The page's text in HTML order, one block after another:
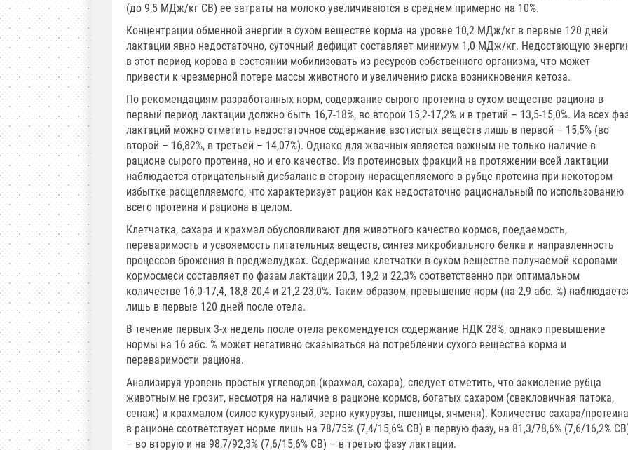
(до 9,5 МДж/кг СВ) ее затраты на молоко увеличиваются в среднем примерно на 10%.
Концентрации обменной энергии в сухом веществе корма на уровне 10,2 МДж/кг в первые 120 дней
лактации явно недостаточно, суточный дефицит составляет минимум 1,0 МДж/кг. Недостающую
в этот период корова в состоянии мобилизовать из ресурсов собственного организма, что может
привести к чрезмерной потере массы животного и увеличению риска возникновения кетоза.
По рекомендациям разработанных норм, содержание сырого протеина в сухом веществе рациона в
первый период лактации должно быть 16,7-18%, во второй 15,2-17,2% и в третий – 13,5-15,0%. Из всех
лактаций можно отметить недостаточное содержание азотистых веществ лишь в первой – 15,5% (во
второй – 16,82%, в третьей – 14,07%). Однако для жвачных является важным не только наличие в
рационе сырого протеина, но и его качество. Из протеиновых фракций на протяжении всей лактации
наблюдается отрицательный дисбаланс в сторону нерасщепляемого в рубце протеина при некотором
избытке расщепляемого, что характеризует рацион как недостаточно рациональный по использованию
всего протеина и рациона в целом.
Клетчатка, сахара и крахмал обусловливают для животного качество кормов, поедаемость,
переваримость и усвояемость питательных веществ, синтез микробиального белка и направленность
процессов брожения в преджелудках. Содержание клетчатки в сухом веществе получаемой коровами
кормосмеси составляет по фазам лактации 20,3, 19,2 и 22,3% соответственно при оптимальном
количестве 16,0-17,4, 18,8-20,4 и 21,2-23,0%. Таким образом, превышение норм (на 2,9 абс. %)
лишь в первые 120 дней после отела.
В течение первых 3-х недель после отела рекомендуется содержание НДК 28%, однако превышение
нормы на 16 абс. % может негативно сказываться на потреблении сухого вещества корма и
переваримости рациона.
Анализируя уровень простых углеводов (крахмал, сахара), следует отметить, что закисление рубца
животным не грозит, несмотря на наличие в рационе кормов, богатых сахаром (свекловичная патока,
сенаж) и крахмалом (силос кукурузный, зерно кукурузы, пшеницы, ячменя). Количество сахара/протеина
в рационе соответствует норме лишь на 78/75% (7,4/15,6% СВ) в первую фазу, на 81,3/78,6% (7,6/16,2%
– во вторую и на 98,7/92,3% (7,6/15,6% СВ) – в третью фазу лактации.